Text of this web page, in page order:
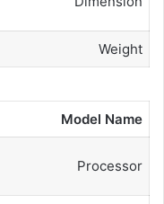
Weight
Model Name
Processor